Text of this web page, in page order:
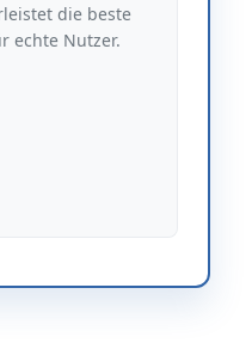
die beste
echte Nutzer.